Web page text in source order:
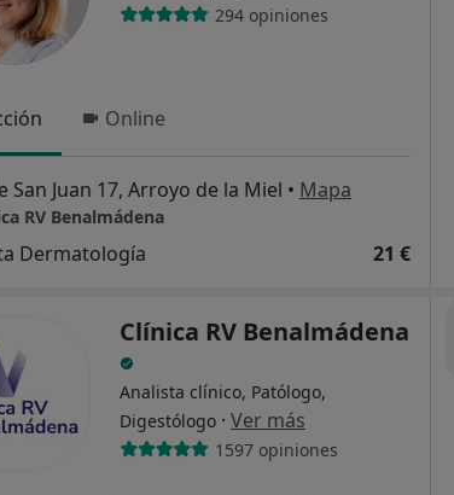
294 opiniones
Online
San Juan 17, Arroyo de la Miel • Mapa
RV Benalmádena
Dermatología 21 €
Clínica RV Benalmádena
Analista clínico, Patólogo,
Digestólogo · Ver más
1597 opiniones